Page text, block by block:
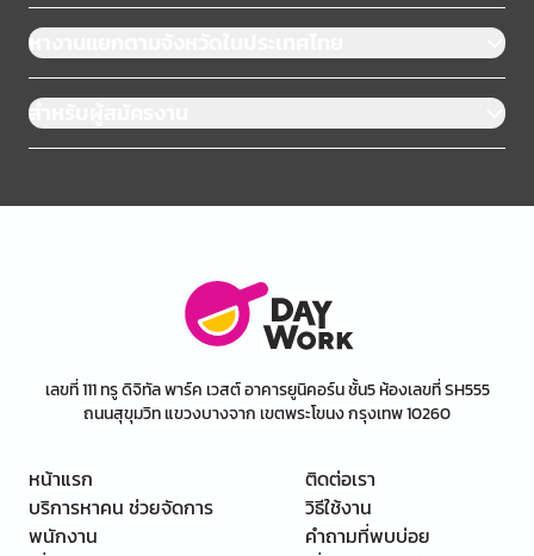
หางานแยกตามจังหวัดในประเทศไทย
สำหรับผู้สมัครงาน
เลขที่ 111 ทรู ดิจิทัล พาร์ค เวสต์ อาคารยูนิคอร์น ชั้น5 ห้องเลขที่ SH555
ถนนสุขุมวิท แขวงบางจาก เขตพระโขนง กรุงเทพ 10260
หน้าแรก
บริการหาคน ช่วยจัดการ
พนักงาน
ติดต่อเรา
วิธีใช้งาน
คำถามที่พบบ่อย